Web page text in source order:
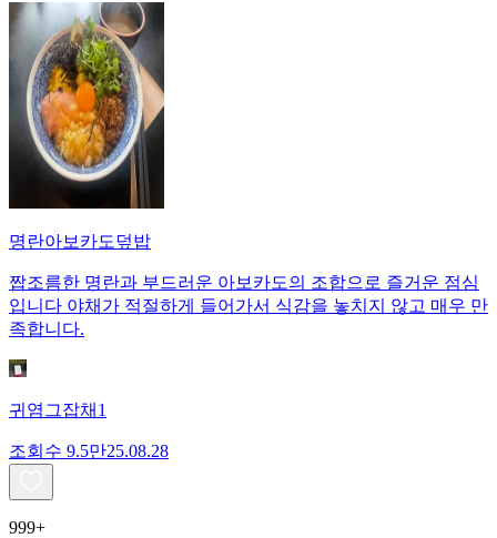
명란아보카도덮밥
짭조름한 명란과 부드러운 아보카도의 조합으로 즐거운 점심
입니다 야채가 적절하게 들어가서 식감을 놓치지 않고 매우 만
족합니다.
귀염그잡채1
조회수 9.5만25.08.28
999+